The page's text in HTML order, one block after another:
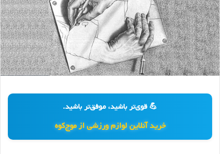
💪 قوی‌تر باشید، موفق‌تر باشید.
خرید آنلاین لوازم ورزشی از موج‌کوه